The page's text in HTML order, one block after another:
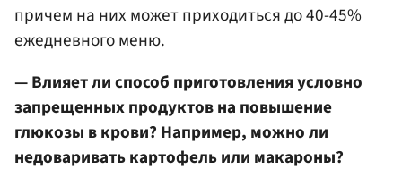
причем на них может приходиться до 40-45%
ежедневного меню.
— Влияет ли способ приготовления условно
запрещенных продуктов на повышение
глюкозы в крови? Например, можно ли
недоваривать картофель или макароны?